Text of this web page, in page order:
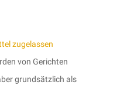
zugelassen
von Gerichten
grundsätzlich als